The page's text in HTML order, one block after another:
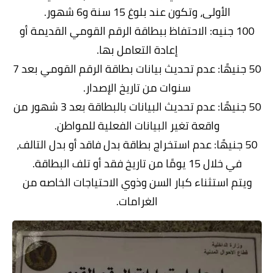
الأولى، وتكون عند بلوغ 15 سنة و6 شهور.
100 جنيه: الاحتفاظ ببطاقة الرقم القومي القديمة أو
إعادة التعامل بها.
50 جنيهًا: عدم تحديث بيانات بطاقة الرقم القومي بعد 7
سنوات من تاريخ الإصدار.
50 جنيهًا: عدم تحديث البيانات بالبطاقة بعد 3 شهور من
واقعة تغير البيانات الفعلية للمواطن.
50 جنيهًا: عدم استخراج بطاقة بدل فاقد أو بدل التالف،
في خلال 15 يومًا من تاريخ فقد أو تلف البطاقة.
ويتم استثناء كبار السن وذوي الاحتياجات الخاصه من
الغرامات.